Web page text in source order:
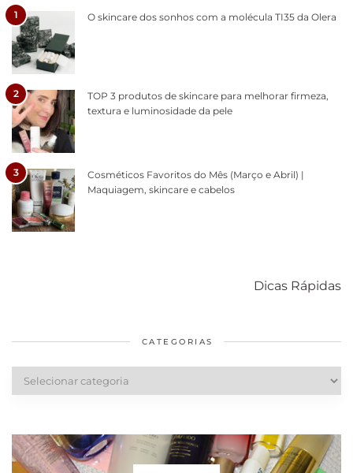
1 O skincare dos sonhos com a molécula TI35 da Olera
2
TOP 3 produtos de skincare para melhorar firmeza,
textura e luminosidade da pele
3
Cosméticos Favoritos do Mês (Março e Abril) |
Maquiagem, skincare e cabelos
Dicas Rápidas
diários
cabelos
CATEGORIAS